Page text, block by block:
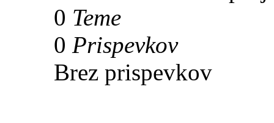
0 Teme
0 Prispevkov
Brez prispevkov